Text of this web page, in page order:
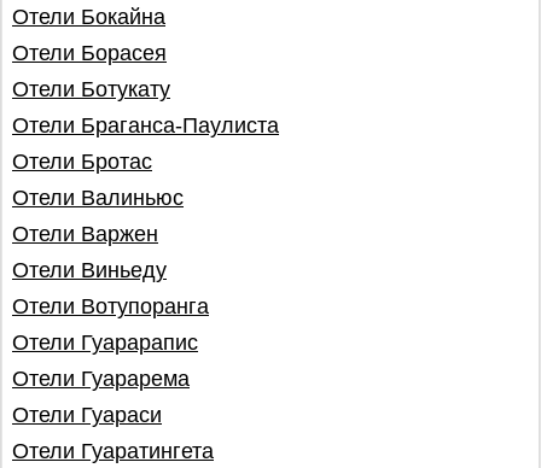
Отели Бокайна
Отели Борасея
Отели Ботукату
Отели Браганса-Паулиста
Отели Бротас
Отели Валиньюс
Отели Варжен
Отели Виньеду
Отели Вотупоранга
Отели Гуарарапис
Отели Гуарарема
Отели Гуараси
Отели Гуаратингета